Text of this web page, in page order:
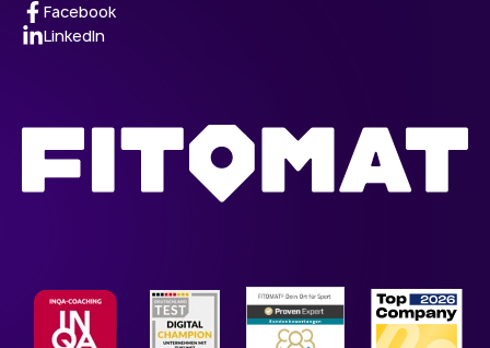
Facebook
LinkedIn